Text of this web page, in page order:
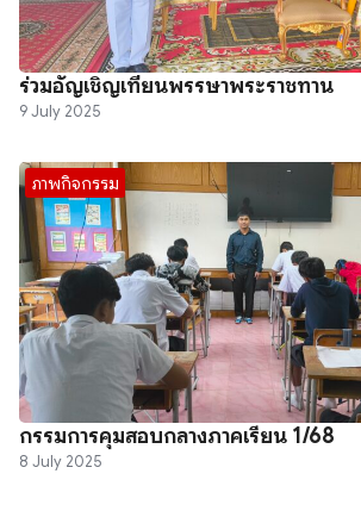
ร่วมอัญเชิญเทียนพรรษาพระราชทาน
9 July 2025
ภาพกิจกรรม
กรรมการคุมสอบกลางภาคเรียน 1/68
8 July 2025